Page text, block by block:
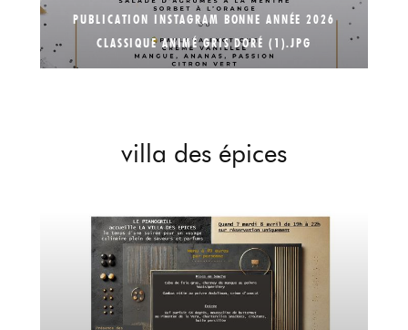
PUBLICATION INSTAGRAM BONNE ANNÉE 2026
CLASSIQUE ANIMÉ GRIS DORÉ (1).JPG
villa des épices